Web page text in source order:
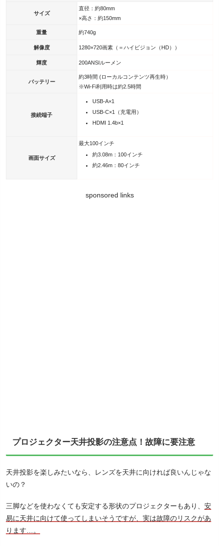
サイズ
直径：約80mm
×高さ：約150mm
重量 約740g
解像度 1280×720画素（＝ハイビジョン（HD））
輝度 200ANSIルーメン
バッテリー
約3時間 (ローカルコンテンツ再生時）
※Wi-Fi利用時は約2.5時間
接続端子
USB-A×1
USB-C×1（充電用）
HDMI 1.4b×1
画面サイズ
最大100インチ
約3.08m：100インチ
約2.46m：80インチ
sponsored links
プロジェクター天井投影の注意点！故障に要注意
天井投影を楽しみたいなら、レンズを天井に向ければ良いんじゃな
いの？
三脚などを使わなくても安定する形状のプロジェクターもあり、 安
易に天井に向けて使ってしまいそうですが、実は故障のリスクがあ
ります…。